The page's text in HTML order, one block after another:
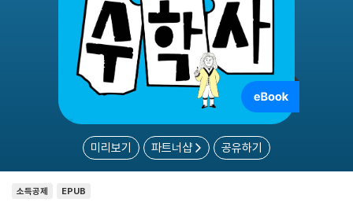
미리보기 파트너샵 공유하기
소득공제 EPUB